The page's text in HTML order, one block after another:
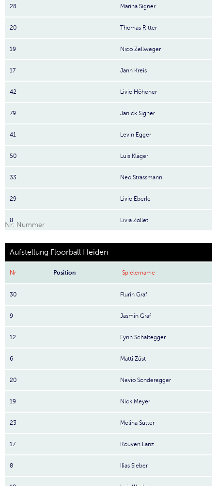
28 Marina Signer
20 Thomas Ritter
19 Nico Zellweger
17 Jann Kreis
42 Livio Höhener
79 Janick Signer
41 Levin Egger
50 Luis Kläger
33 Neo Strassmann
29 Livio Eberle
8 Livia Zollet
Nr: Nummer
Aufstellung Floorball Heiden
Nr Position Spielername
30 Flurin Graf
9 Jasmin Graf
12 Fynn Schaltegger
6 Matti Züst
20 Nevio Sonderegger
19 Nick Meyer
23 Melina Sutter
17 Rouven Lanz
8 Ilias Sieber